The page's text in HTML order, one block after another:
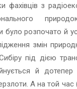
фахівців з
було розпочато й
змін
під дією
й дотепер
А на той